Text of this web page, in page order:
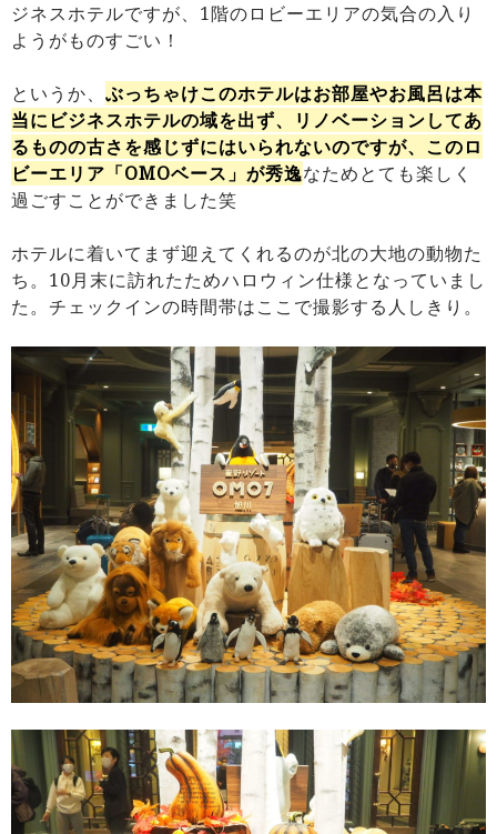
ジネスホテルですが、1階のロビーエリアの気合の入り
ようがものすごい！
というか、 ぶっちゃけこのホテルはお部屋やお風呂は本
当にビジネスホテルの域を出ず、リノベーションしてあ
るものの古さを感じずにはいられないのですが、このロ
ビーエリア「OMOベース」が秀逸なためとても楽しく
過ごすことができました笑
ホテルに着いてまず迎えてくれるのが北の大地の動物た
ち。10月末に訪れたためハロウィン仕様となっていまし
た。チェックインの時間帯はここで撮影する人しきり。